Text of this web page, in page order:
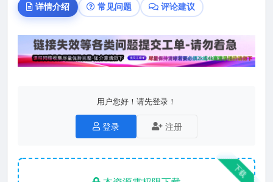
详情介绍 常见问题 评论建议
用户您好！请先登录！
登录 注册
下载